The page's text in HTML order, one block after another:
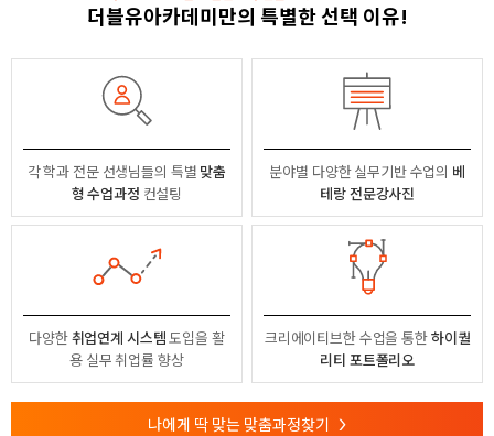
더블유아카데미만의 특별한 선택 이유!
각 학과 전문 선생님들의 특별 맞춤
형 수업과정 컨설팅
분야별 다양한 실무기반 수업의 베
테랑 전문강사진
다양한취업연계 시스템도입을 활
용실무 취업률 향상
크리에이티브한 수업을 통한하이퀄
리티 포트폴리오
나에게 딱 맞는 맞춤과정찾기 >